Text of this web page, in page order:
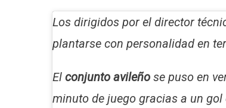
Los dirigidos por el director
plantarse con personalidad en
El conjunto avileño se puso en
minuto de juego gracias a un